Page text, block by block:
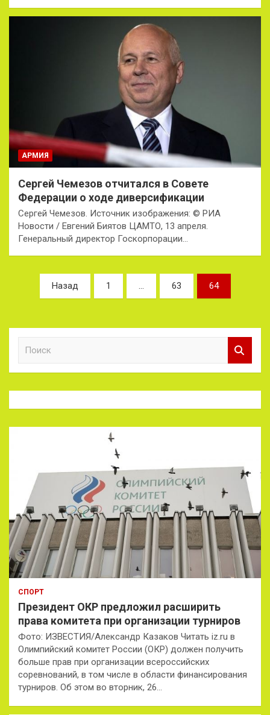
АРМИЯ
Сергей Чемезов отчитался в Совете
Федерации о ходе диверсификации
Сергей Чемезов. Источник изображения: © РИА
Новости / Евгений Биятов ЦАМТО, 13 апреля.
Генеральный директор Госкорпорации…
Пагинация
записей
Назад 1 … 63 64
к
СПОРТ
Президент ОКР предложил расширить
права комитета при организации турниров
Фото: ИЗВЕСТИЯ/Александр Казаков Читать iz.ru в
Олимпийский комитет России (ОКР) должен получить
больше прав при организации всероссийских
соревнований, в том числе в области финансирования
турниров. Об этом во вторник, 26…